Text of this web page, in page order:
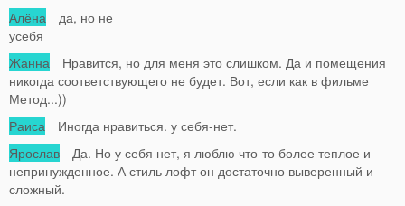
Алёна да, но не
усебя
Жанна Нравится, но для меня это слишком. Да и помещения
никогда соответствующего не будет. Вот, если как в фильме
Метод...))
Раиса Иногда нравиться. у себя-нет.
Ярослав Да. Но у себя нет, я люблю что-то более теплое и
непринужденное. А стиль лофт он достаточно выверенный и
сложный.